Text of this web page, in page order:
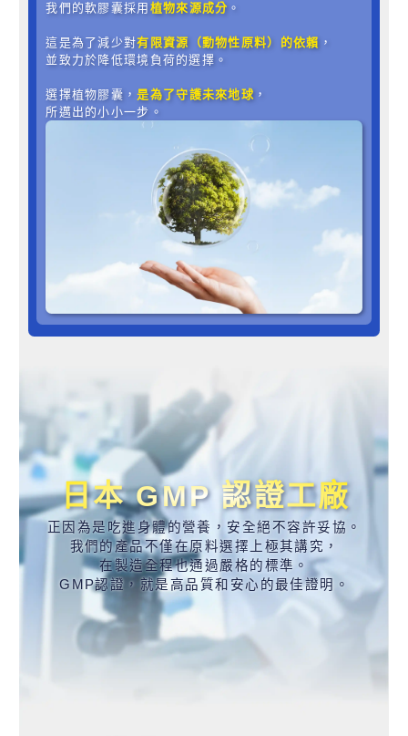
我們的軟膠囊採用 植物來源成分 。
這是為了減少對有限資源（動物性原料）的依賴 ，
並致力於降低環境負荷的選擇。
選擇植物膠囊，是為了守護未來地球 ，
所邁出的小小一步。
日本 GMP 認證工廠
正因為是吃進身體的營養，安全絕不容許妥協。
我們的產品不僅在原料選擇上極其講究，
在製造全程也通過嚴格的標準。
GMP認證，就是高品質和安心的最佳證明。